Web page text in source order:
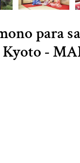
para
Kyoto -